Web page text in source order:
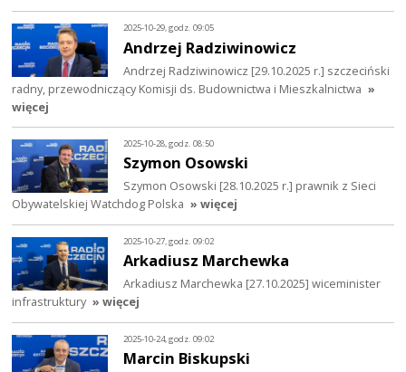
2025-10-29, godz. 09:05
Andrzej Radziwinowicz
Andrzej Radziwinowicz [29.10.2025 r.] szczeciński
radny, przewodniczący Komisji ds. Budownictwa i Mieszkalnictwa »
więcej
2025-10-28, godz. 08:50
Szymon Osowski
Szymon Osowski [28.10.2025 r.] prawnik z Sieci
Obywatelskiej Watchdog Polska » więcej
2025-10-27, godz. 09:02
Arkadiusz Marchewka
Arkadiusz Marchewka [27.10.2025] wiceminister
infrastruktury » więcej
2025-10-24, godz. 09:02
Marcin Biskupski